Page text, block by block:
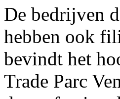
De bedrijven
hebben ook
bevindt het
Trade Parc